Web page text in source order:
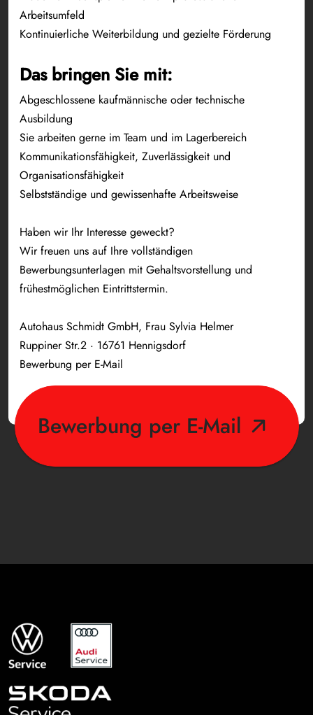
Arbeitsumfeld
Kontinuierliche Weiterbildung und gezielte Förderung
Das bringen Sie mit:
Abgeschlossene kaufmännische oder technische
Ausbildung
Sie arbeiten gerne im Team und im Lagerbereich
Kommunikationsfähigkeit, Zuverlässigkeit und
Organisationsfähigkeit
Selbstständige und gewissenhafte Arbeitsweise
Haben wir Ihr Interesse geweckt?
Wir freuen uns auf Ihre vollständigen
Bewerbungsunterlagen mit Gehaltsvorstellung und
frühestmöglichen Eintrittstermin.
Autohaus Schmidt GmbH, Frau Sylvia Helmer
Ruppiner Str.2 · 16761 Hennigsdorf
Bewerbung per E-Mail
Bewerbung per E-Mail